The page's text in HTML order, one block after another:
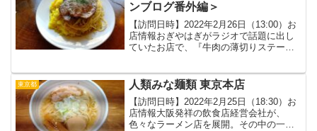
ンブログ番外編＞
【訪問日時】2022年2月26日（13:00）お
店情報おぎやはぎがラジオで話題に出し
ていたお店で、『牛肉の薄切りステー
ことだったので気になってました。お店
自体は庶民的なイ...
東京都 人類みな麺類 東京本店
【訪問日時】2022年2月25日（18:30）お
店情報大阪発祥の飲食店経営会社が、
色々なラーメン店を展開。その中の一つ